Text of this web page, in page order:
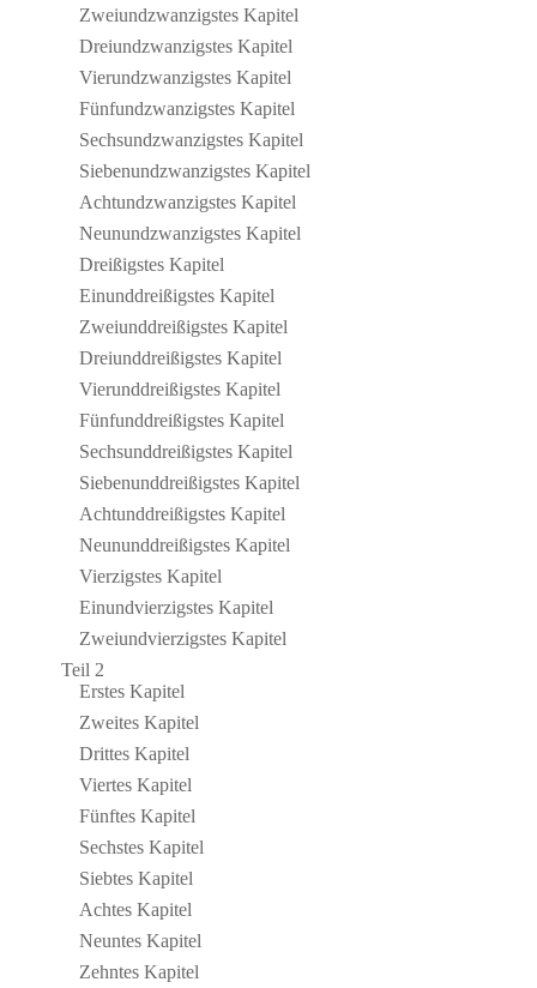
Zwei­und­zwan­zig­stes Kapitel
Drei­und­zwan­zig­stes Kapitel
Vier­und­zwan­zig­stes Kapitel
Fünf­und­zwan­zig­stes Kapitel
Sechs­und­zwan­zig­stes Kapitel
Sie­ben­und­zwan­zig­stes Kapitel
Acht­und­zwan­zig­stes Kapitel
Neun­und­zwan­zig­stes Kapitel
Drei­ßig­stes Kapitel
Ein­und­drei­ßig­stes Kapitel
Zwei­und­drei­ßig­stes Kapitel
Drei­und­drei­ßig­stes Kapitel
Vier­und­drei­ßig­stes Kapitel
Fünf­und­drei­ßig­stes Kapitel
Sechs­und­drei­ßig­stes Kapitel
Sie­ben­und­drei­ßig­stes Kapitel
Acht­und­drei­ßig­stes Kapitel
Neun­und­drei­ßig­stes Kapitel
Vier­zig­stes Kapitel
Ein­und­vier­zig­stes Kapitel
Zwei­und­vier­zig­stes Kapitel
Teil 2
Erstes Kapitel
Zweites Kapitel
Drittes Kapitel
Viertes Kapitel
Fünftes Kapitel
Sech­stes Kapitel
Siebtes Kapitel
Achtes Kapitel
Neuntes Kapitel
Zehntes Kapitel